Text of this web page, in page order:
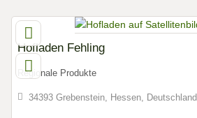
Hofladen Fehling
Regionale Produkte
34393 Grebenstein, Hessen, Deutschland